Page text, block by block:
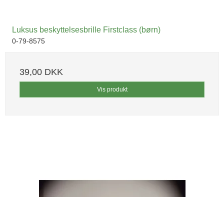
Luksus beskyttelsesbrille Firstclass (børn)
0-79-8575
39,00 DKK
Vis produkt